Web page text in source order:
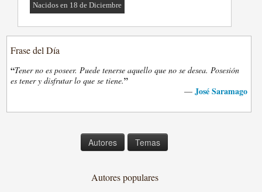
Nacidos en 18 de Diciembre
Frase del Día
“Tener no es poseer. Puede tenerse aquello que no se desea. Posesión
es tener y disfrutar lo que se tiene.”
— José Saramago
Autores Temas
Autores populares